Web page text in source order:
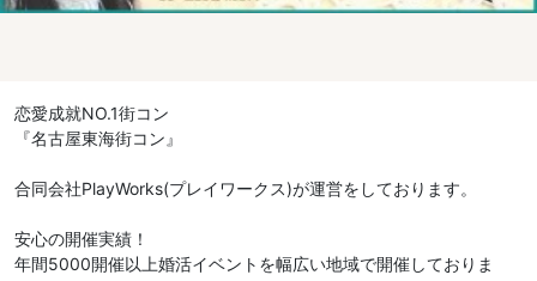
恋愛成就NO.1街コン
『名古屋東海街コン』
合同会社PlayWorks(プレイワークス)が運営をしております。
安心の開催実績！
年間5000開催以上婚活イベントを幅広い地域で開催しておりま